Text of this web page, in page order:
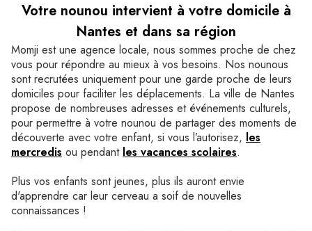
Votre nounou intervient à votre domicile à
Nantes et dans sa région
Momji est une agence locale, nous sommes proche de chez
vous pour répondre au mieux à vos besoins. Nos nounous
sont recrutées uniquement pour une garde proche de leurs
domiciles pour faciliter les déplacements. La ville de Nantes
propose de nombreuses adresses et événements culturels,
pour permettre à votre nounou de partager des moments de
découverte avec votre enfant, si vous l’autorisez, les
mercredis ou pendant les vacances scolaires.
Plus vos enfants sont jeunes, plus ils auront envie
d'apprendre car leur cerveau a soif de nouvelles
connaissances !